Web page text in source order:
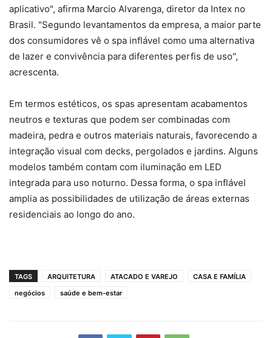
aplicativo", afirma Marcio Alvarenga, diretor da Intex no
Brasil. "Segundo levantamentos da empresa, a maior parte
dos consumidores vê o spa inflável como uma alternativa
de lazer e convivência para diferentes perfis de uso",
acrescenta.
Em termos estéticos, os spas apresentam acabamentos
neutros e texturas que podem ser combinadas com
madeira, pedra e outros materiais naturais, favorecendo a
integração visual com decks, pergolados e jardins. Alguns
modelos também contam com iluminação em LED
integrada para uso noturno. Dessa forma, o spa inflável
amplia as possibilidades de utilização de áreas externas
residenciais ao longo do ano.
TAGS ARQUITETURA ATACADO E VAREJO
CASA E FAMÍLIA
negócios
saúde e bem-estar